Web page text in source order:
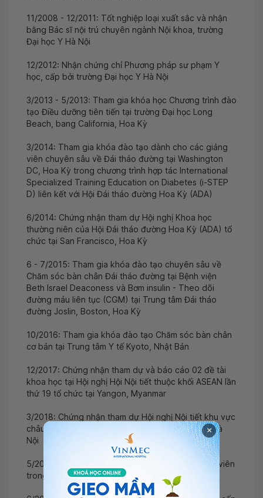
11/2008 - 12/2011: Tốt nghiệp loại xuất sắc và nhận
bằng Bác sĩ nội trú chuyên ngành Nội khoa, trường
Đại học Y Hà Nội
12/2012: Nhận chứng chỉ Phương pháp sư phạm Y
học, cấp bởi trường Đại học Y Hà Nội
3/2013 - 5/2013: Tham gia khóa học Chương trình đào
tạo Điều dưỡng tiên tiến tại trường Đại học Long
Beach, bang California, Hoa Kỳ
3/2014: Tham gia khóa đào tạo dành cho các giảng
viên chuyên sâu về Đái tháo đường tại Washington
DC, Hoa Kỳ trong chương trình hợp tác International
Specialized Training Education on Diabetes (i-STEP
D) liên kết với Hội Đái tháo đường Hoa Kỳ (ADA)
6/2014: Chứng nhận tham dự Hội nghị Khoa học
thường niên của Hội Đái tháo đường Hoa Kỳ (ADA) tổ
chức tại San Francisco, Hoa Kỳ
6 - 7/2015: Tham gia khóa đào tạo chuyên sâu về
Chăm sóc bàn chân Đái tháo đường tại Bệnh viện
Beth Israel Deaconess và Bơm insulin - Theo dõi
đường máu liên tục (CGM) tại Trung tâm Đái tháo
đường Joslin, Boston, Hoa Kỳ
10/2016: Tham gia khóa đào tạo Chăm sóc bàn chân
cơ bản tại Trung tâm Y tế Kyoto, Nhật Bản
12/2017: Chứng nhận tham dự và báo cáo 02 đề tài
khoa học tại Hội nghị Hội Nội tiết thuộc khối ASEAN lần
thứ 19 tổ chức tại Yangon, Myanmar
3/2018: Chứng nhận tham dự Hội nghị Nội tiết khu vực
châu Á - Thái Bình Dương lần thứ 29 tổ chức tại Hà
Nội
5/2018: Chứng chỉ Nghiệp vụ sư phạm cho giảng viên
trong cơ sở giáo dục đại học
×